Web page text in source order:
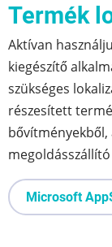
Termék
Aktívan
kiegészítő
szükséges
részesített
Microsoft